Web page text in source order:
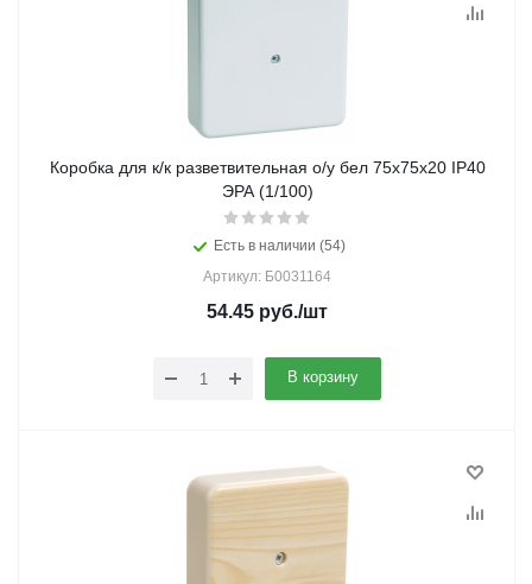
Коробка для к/к разветвительная о/у бел 75х75х20 IP40
ЭРА (1/100)
Есть в наличии (54)
Артикул: Б0031164
54.45 руб./шт
В корзину